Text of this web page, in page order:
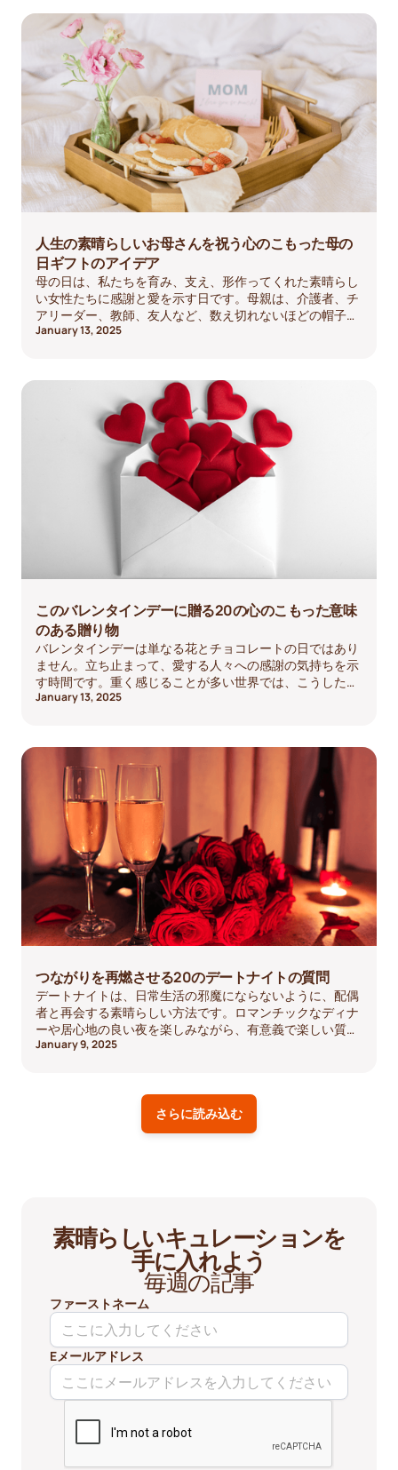
人生の素晴らしいお母さんを祝う心のこもった母の
日ギフトのアイデア
母の日は、私たちを育み、支え、形作ってくれた素晴らし
い女性たちに感謝と愛を示す日です。母親は、介護者、チ
アリーダー、教師、友人など、数え切れないほどの帽子を
かぶっています。彼女たちがどれほど特別な存在であるか
忘れられないものにするためのさまざまなアイデアをご用
意しています。
January 13, 2025
このバレンタインデーに贈る20の心のこもった意味
のある贈り物
バレンタインデーは単なる花とチョコレートの日ではあり
ません。立ち止まって、愛する人々への感謝の気持ちを示
す時間です。重く感じることが多い世界では、こうしたさ
さやかな愛と思いやりの行いが、切望されていた軽さと喜
でしょうか。心のこもったDIYから体験、クリエイティブ
なサービスまで、バレンタインデーのギフトにインスピレ
ーションを与える20のアイデアをご紹介します。
January 13, 2025
つながりを再燃させる20のデートナイトの質問
デートナイトは、日常生活の邪魔にならないように、配偶
者と再会する素晴らしい方法です。ロマンチックなディナ
ーや居心地の良い夜を楽しみながら、有意義で楽しい質問
をすることで、絆を深め、関係に新鮮なエネルギーをもた
January 9, 2025
さらに読み込む
素晴らしいキュレーションを
手に入れよう
毎週の記事
ファーストネーム
Eメールアドレス